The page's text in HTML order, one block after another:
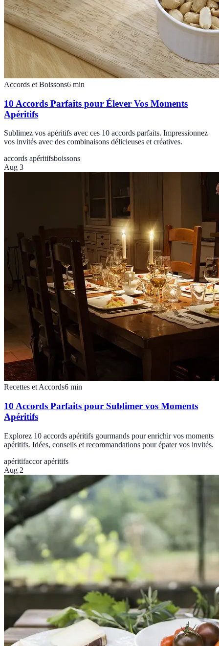
Accords et Boissons6 min
10 Accords Parfaits pour Élever Vos Moments
Apéritifs
Sublimez vos apéritifs avec ces 10 accords parfaits. Impressionnez
vos invités avec des combinaisons délicieuses et créatives.
accords apéritifsboissons
Aug 3
Recettes et Accords6 min
10 Accords Parfaits pour Sublimer vos Moments
Apéritifs
Explorez 10 accords apéritifs gourmands pour enrichir vos moments
apéritifs. Idées, conseils et recommandations pour épater vos invités.
apéritifaccor apéritifs
Aug 2